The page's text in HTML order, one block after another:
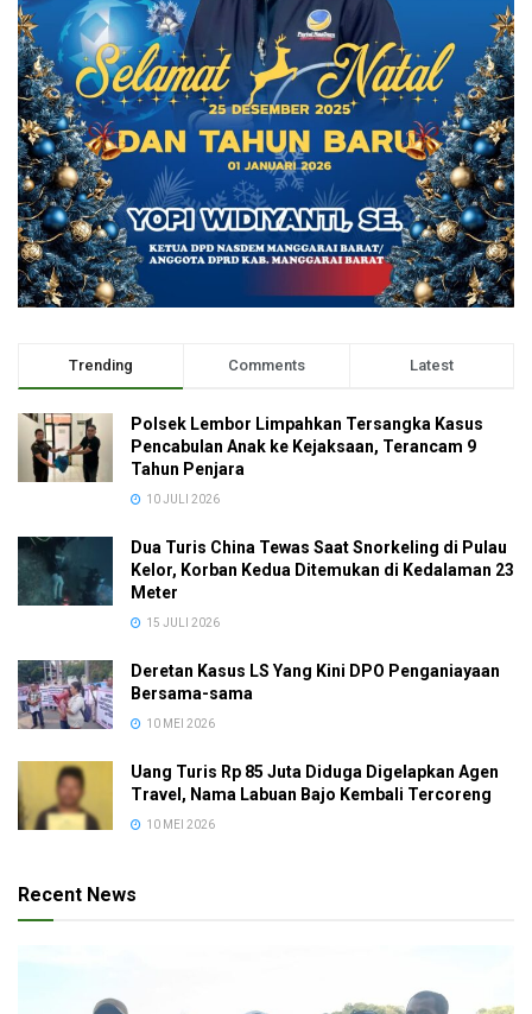
Trending Comments Latest
Polsek Lembor Limpahkan Tersangka Kasus
Pencabulan Anak ke Kejaksaan, Terancam 9
Tahun Penjara
10 JULI 2026
Dua Turis China Tewas Saat Snorkeling di Pulau
Kelor, Korban Kedua Ditemukan di Kedalaman 23
Meter
15 JULI 2026
Deretan Kasus LS Yang Kini DPO Penganiayaan
Bersama-sama
10 MEI 2026
Uang Turis Rp 85 Juta Diduga Digelapkan Agen
Travel, Nama Labuan Bajo Kembali Tercoreng
10 MEI 2026
Recent News